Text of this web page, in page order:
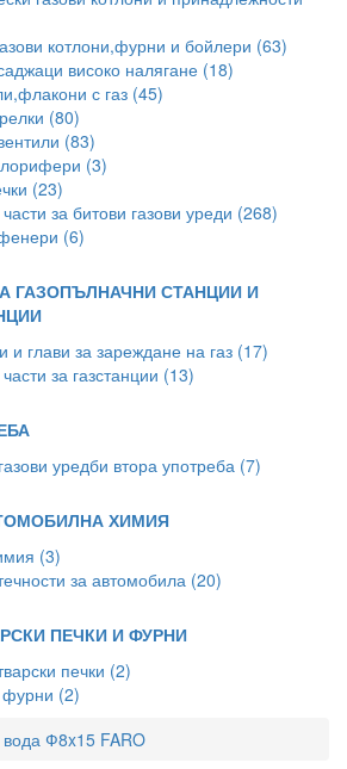
котлони,фурни и бойлери (63)
високо налягане (18)
с газ (45)
(80)
(83)
(3)
(23)
за битови газови уреди (268)
(6)
ГАЗОПЪЛНАЧНИ СТАНЦИИ И
и глави за зареждане на газ (17)
за газстанции (13)
уредби втора употреба (7)
ХИМИЯ
(3)
за автомобила (20)
ПЕЧКИ И ФУРНИ
печки (2)
(2)
вода Ф8x15 FARO